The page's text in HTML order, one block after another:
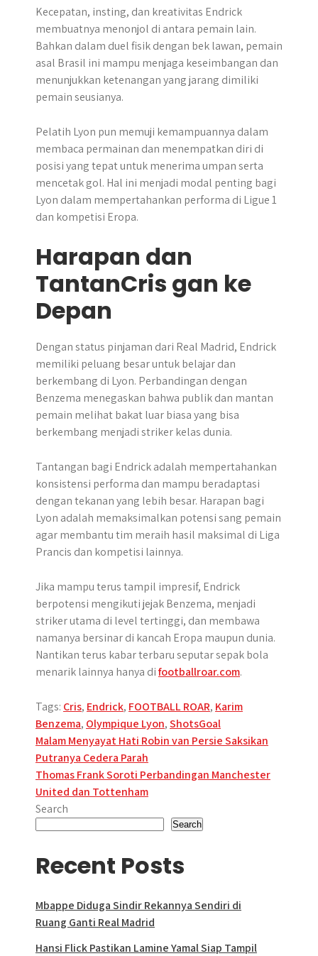
Kecepatan, insting, dan kreativitas Endrick
membuatnya menonjol di antara pemain lain.
Bahkan dalam duel fisik dengan bek lawan, pemain
asal Brasil ini mampu menjaga keseimbangan dan
menunjukkan ketenangan yang jarang dimiliki
pemain seusianya.
Pelatih Lyon pun memuji kemampuannya dalam
membaca permainan dan menempatkan diri di
posisi yang tepat untuk menerima umpan serta
mencetak gol. Hal ini menjadi modal penting bagi
Lyon dalam mempertahankan performa di Ligue 1
dan kompetisi Eropa.
Harapan dan
TantanCris gan ke
Depan
Dengan status pinjaman dari Real Madrid, Endrick
memiliki peluang besar untuk belajar dan
berkembang di Lyon. Perbandingan dengan
Benzema menegaskan bahwa publik dan mantan
pemain melihat bakat luar biasa yang bisa
berkembang menjadi striker kelas dunia.
Tantangan bagi Endrick adalah mempertahankan
konsistensi performa dan mampu beradaptasi
dengan tekanan yang lebih besar. Harapan bagi
Lyon adalah memaksimalkan potensi sang pemain
agar membantu tim meraih hasil maksimal di Liga
Prancis dan kompetisi lainnya.
Jika mampu terus tampil impresif, Endrick
berpotensi mengikuti jejak Benzema, menjadi
striker utama di level tertinggi, dan membawa
namanya bersinar di kancah Eropa maupun dunia.
Nantikan terus kabar terbaru seputar sepak bola
menarik lainnya hanya difootballroar.com.
Tags: Cris, Endrick, FOOTBALL ROAR, Karim
Benzema, Olympique Lyon,ShotsGoal
Post
navigation
Malam Menyayat Hati Robin van Persie Saksikan
Putranya Cedera Parah
Thomas Frank Soroti Perbandingan Manchester
United dan Tottenham
Search
Search
Recent Posts
Mbappe Diduga Sindir Rekannya Sendiri di
Ruang Ganti Real Madrid
Hansi Flick Pastikan Lamine Yamal Siap Tampil